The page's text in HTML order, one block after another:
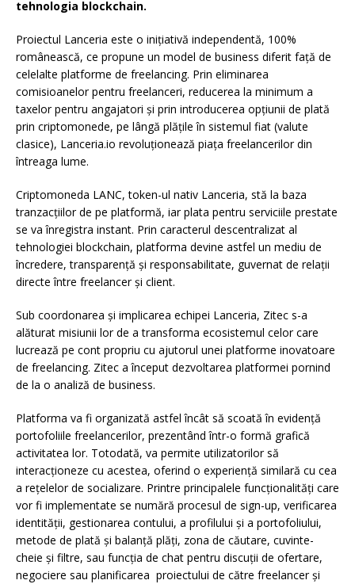
tehnologia blockchain.
Proiectul Lanceria este o inițiativă independentă, 100%
românească, ce propune un model de business diferit față de
celelalte platforme de freelancing. Prin eliminarea
comisioanelor pentru freelanceri, reducerea la minimum a
taxelor pentru angajatori și prin introducerea opțiunii de plată
prin criptomonede, pe lângă plățile în sistemul fiat (valute
clasice), Lanceria.io revoluționează piața freelancerilor din
întreaga lume.
Criptomoneda LANC, token-ul nativ Lanceria, stă la baza
tranzacțiilor de pe platformă, iar plata pentru serviciile prestate
se va înregistra instant. Prin caracterul descentralizat al
tehnologiei blockchain, platforma devine astfel un mediu de
încredere, transparență și responsabilitate, guvernat de relații
directe între freelancer și client.
Sub coordonarea și implicarea echipei Lanceria, Zitec s-a
alăturat misiunii lor de a transforma ecosistemul celor care
lucrează pe cont propriu cu ajutorul unei platforme inovatoare
de freelancing. Zitec a început dezvoltarea platformei pornind
de la o analiză de business.
Platforma va fi organizată astfel încât să scoată în evidență
portofoliile freelancerilor, prezentând într-o formă grafică
activitatea lor. Totodată, va permite utilizatorilor să
interacționeze cu acestea, oferind o experiență similară cu cea
a rețelelor de socializare. Printre principalele funcționalități care
vor fi implementate se numără procesul de sign-up, verificarea
identității, gestionarea contului, a profilului și a portofoliului,
metode de plată și balanță plăți, zona de căutare, cuvinte-
cheie și filtre, sau funcția de chat pentru discuții de ofertare,
negociere sau planificarea proiectului de către freelancer și